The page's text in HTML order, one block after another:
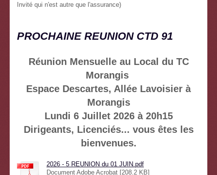
Invité qui n'est autre que l'assurance)
PROCHAINE REUNION CTD 91
Réunion Mensuelle au Local du TC
Morangis
Espace Descartes, Allée Lavoisier à
Morangis
Lundi 6 Juillet 2026 à 20h15
Dirigeants, Licenciés... vous êtes les
bienvenues.
2026 - 5 REUNION du 01 JUIN.pdf
Document Adobe Acrobat [208.2 KB]